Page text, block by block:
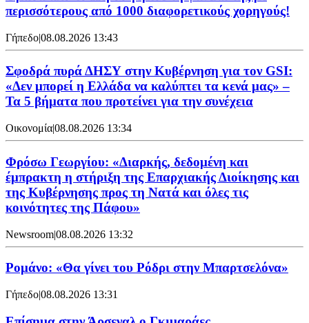
περισσότερους από 1000 διαφορετικούς χορηγούς!
Γήπεδο|08.08.2026 13:43
Σφοδρά πυρά ΔΗΣΥ στην Κυβέρνηση για τον GSI:
«Δεν μπορεί η Ελλάδα να καλύπτει τα κενά μας» –
Τα 5 βήματα που προτείνει για την συνέχεια
Οικονομία|08.08.2026 13:34
Φρόσω Γεωργίου: «Διαρκής, δεδομένη και
έμπρακτη η στήριξη της Επαρχιακής Διοίκησης και
της Κυβέρνησης προς τη Νατά και όλες τις
κοινότητες της Πάφου»
Newsroom|08.08.2026 13:32
Ρομάνο: «Θα γίνει του Ρόδρι στην Μπαρτσελόνα»
Γήπεδο|08.08.2026 13:31